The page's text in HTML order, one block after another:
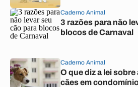
Caderno Animal
3 razões para não
blocos de Carnaval
Caderno Animal
O que diz a lei
cães em